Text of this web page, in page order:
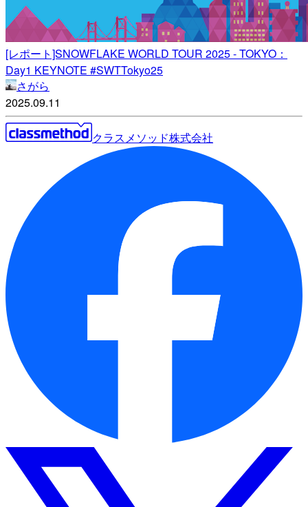
[レポート]SNOWFLAKE WORLD TOUR 2025 - TOKYO：
Day1 KEYNOTE #SWTTokyo25
さがら
2025.09.11
クラスメソッド株式会社